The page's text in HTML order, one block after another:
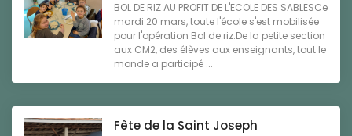
BOL DE RIZ AU PROFIT DE L'ECOLE DES SABLESCe
mardi 20 mars, toute l'école s'est mobilisée
pour l'opération Bol de riz.De la petite section
aux CM2, des élèves aux enseignants, tout le
monde a participé ...
Fête de la Saint Joseph